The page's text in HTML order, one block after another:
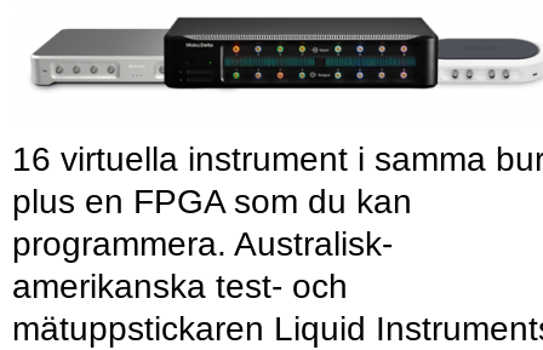
16 virtuella instrument i samma
plus en FPGA som du kan
programmera. Australisk-
amerikanska test- och
mätuppstickaren Liquid